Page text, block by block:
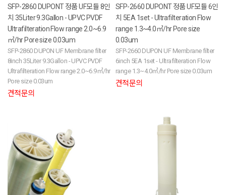
SFP-2860 DUPONT 정품 UF모듈 8인
치 35Liter 9.3Gallon - UPVC PVDF
Ultrafilteration Flow range 2.0~6.9
㎥/hr Pore size 0.03um
SFP-2860 DUPON UF Membrane filter
8inch 35Liter 9.3Gallon - UPVC PVDF
Ultrafilteration Flow range 2.0~6.9㎥/hr
Pore size 0.03um
견적문의
SFP-2660 DUPONT 정품 UF모듈 6인
치 5EA 1set - Ultrafilteration Flow
range 1.3~4.0㎥/hr Pore size
0.03um
SFP-2660 DUPON UF Membrane filter
6inch 5EA 1set - Ultrafilteration Flow
range 1.3~4.0㎥/hr Pore size 0.03um
견적문의